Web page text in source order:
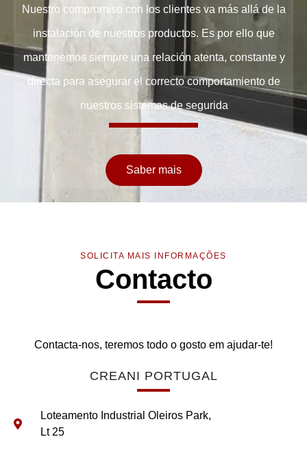
Nuestro compromiso con los clientes va más allá de la
instalación de nuestros productos. Es por ello que
mantenemos siempre una relación atenta, constante y
directa para asegurar el correcto comportamiento de
nuestros sistemas de segurida
Saber mais
SOLICITA MAIS INFORMAÇÕES
Contacto
Contacta-nos, teremos todo o gosto em ajudar-te!
CREANI PORTUGAL
Loteamento Industrial Oleiros Park,
Lt 25